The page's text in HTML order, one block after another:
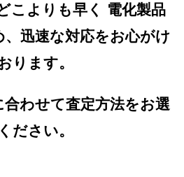
こよりも早く 電化製品
迅速な対応をお心がけ
ります。
わせて査定方法をお選
ださい。